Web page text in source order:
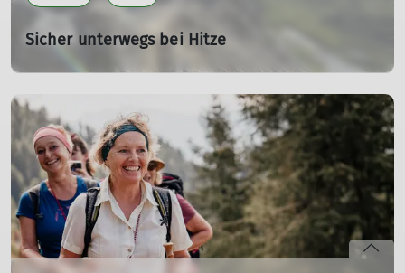
Sicher unterwegs bei Hitze
Planung für warme Bergtage
Empfehlungen zu Tourenwahl, Verhalten bei Wärme und
Gewitter sowie Hinweise für kühle Alternativen.
mehr erfahren